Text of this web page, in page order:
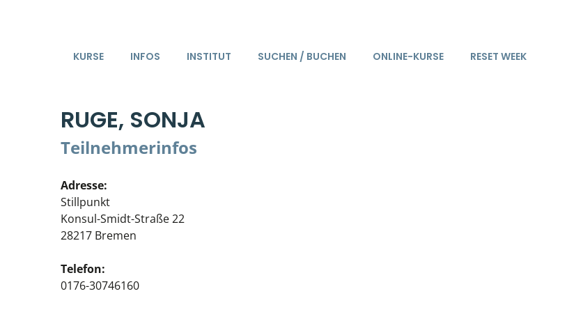
KURSE INFOS INSTITUT SUCHEN / BUCHEN ONLINE-KURSE RESET WEEK
RUGE, SONJA
Teilnehmerinfos
Adresse:
Stillpunkt
Konsul-Smidt-Straße 22
28217 Bremen
Telefon:
0176-30746160